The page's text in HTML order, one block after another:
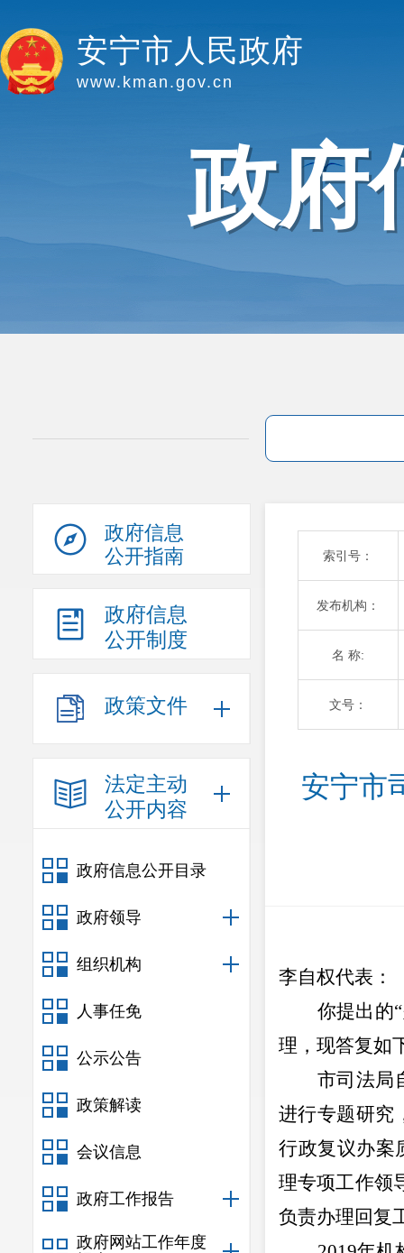
安宁市人民政府
www.kman.gov.cn
政府
政府信息
公开指南
政府信息
公开制度
政策文件
法定主动
公开内容
政府信息公开目录
政府领导
组织机构
人事任免
公示公告
政策解读
会议信息
政府工作报告
政府网站工作年度
索引号：
发布机构：
名 称:
文号：
安宁市
李自权代表：
你提出的“
理，现答复如
市司法局
进行专题研究
行政复议办案
理专项工作领
负责办理回复